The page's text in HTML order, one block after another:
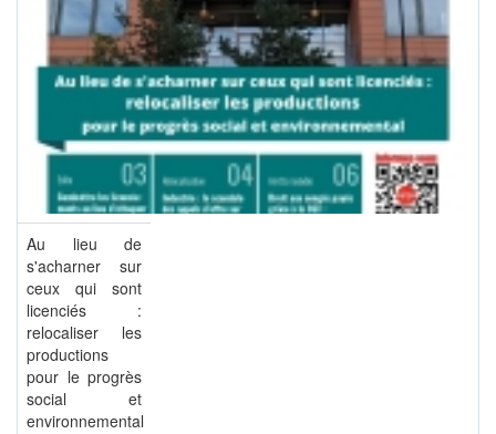
Au lieu de
s'acharner sur
ceux qui sont
licenciés :
relocaliser les
productions
pour le progrès
social et
environnemental